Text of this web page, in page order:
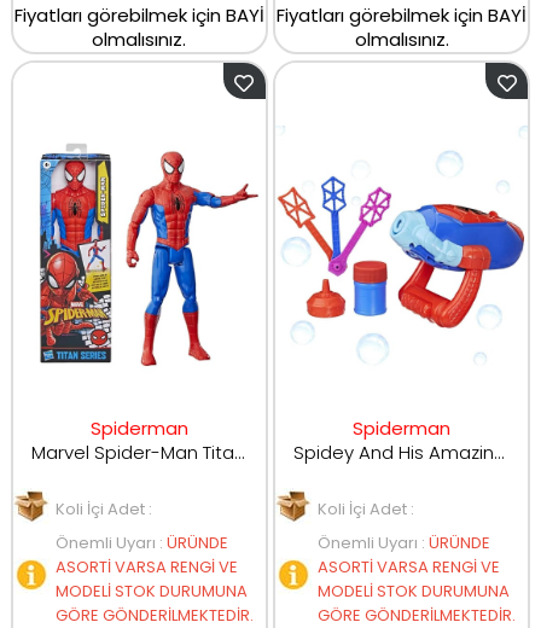
Fiyatları görebilmek için BAYİ
olmalısınız.
Fiyatları görebilmek için BAYİ
olmalısınız.
Spiderman
Marvel Spider-Man Titan Serisi Aksiyon Figürü 30 cm G2715
Koli İçi Adet :
Önemli Uyarı : ÜRÜNDE
ASORTİ VARSA RENGİ VE
MODELİ STOK DURUMUNA
GÖRE GÖNDERİLMEKTEDİR.
Spiderman
Spidey And His Amazing Friends Köpük Tabancası G0660
Koli İçi Adet :
Önemli Uyarı : ÜRÜNDE
ASORTİ VARSA RENGİ VE
MODELİ STOK DURUMUNA
GÖRE GÖNDERİLMEKTEDİR.